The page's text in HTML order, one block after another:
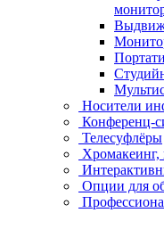
Носители
Конференц-
Телесуфлёры
Хромакеинг,
Опции для